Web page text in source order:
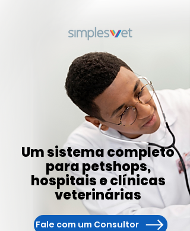
Um sistema completo
para petshops,
hospitais e clínicas
veterinárias
Fale com um Consultor